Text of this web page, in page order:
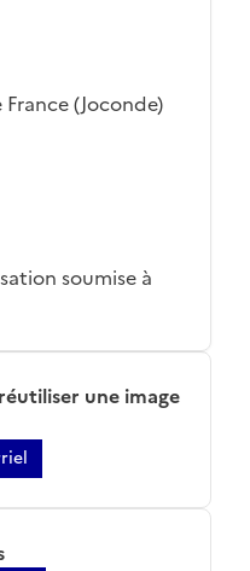
(Joconde)
soumise à
une image